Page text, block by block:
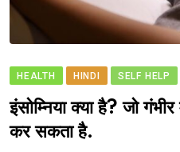
HEALTH HINDI SELF HELP
इंसोम्निया क्या है? जो
कर सकता है.